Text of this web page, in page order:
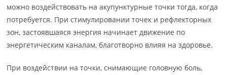
можно воздействовать на акупунктурные точки тогда, когда
потребуется. При стимулировании точек и рефлекторных
зон, застоявшаяся энергия начинает движение по
энергетическим каналам, благотворно влияя на здоровье.
При воздействии на точки, снимающие головную боль,